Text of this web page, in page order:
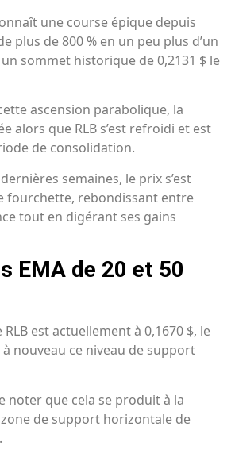
une course épique depuis
plus de 800 % en un peu plus d’un
sommet historique de 0,2131 $ le
ascension parabolique, la
alors que RLB s’est refroidi et est
de consolidation.
semaines, le prix s’est
fourchette, rebondissant entre
tout en digérant ses gains
EMA de 20 et 50
RLB est actuellement à 0,1670 $, le
nouveau ce niveau de support
noter que cela se produit à la
de support horizontale de